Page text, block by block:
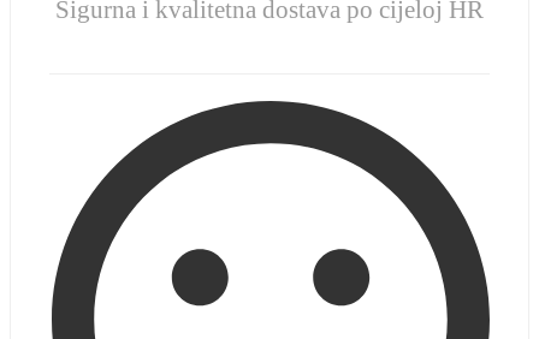
Sigurna i kvalitetna dostava po cijeloj HR